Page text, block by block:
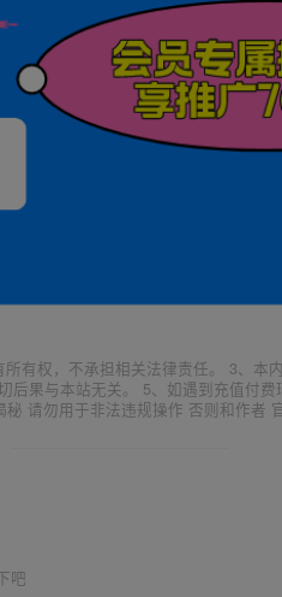
有权，不承担相关法律责任。 3、本
果与本站无关。 5、如遇到充值付
请勿用于非法违规操作 否则和作者
吧